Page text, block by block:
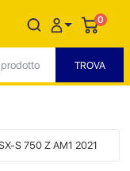
0
S 750 Z AM1 2021